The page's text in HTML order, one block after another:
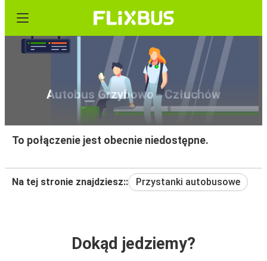
Autobus Grzybowo - Człuchów
To połączenie jest obecnie niedostępne.
Na tej stronie znajdziesz:: Przystanki autobusowe
Dokąd jedziemy?